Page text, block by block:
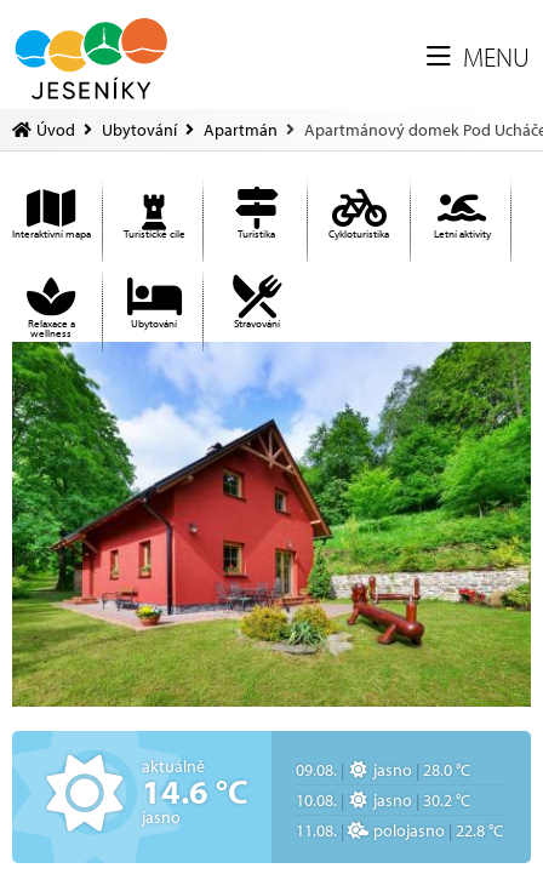
MENU
Úvod Ubytování Apartmán Apartmánový domek Pod
Interaktivní mapa Turistické cíle Turistika Cykloturistika Letní aktivity
Relaxace a
wellness
Ubytování Stravování
aktuálně
14.6 °C
jasno
09.08. | jasno | 28.0 °C
10.08. | jasno | 30.2 °C
11.08. | polojasno | 22.8 °C